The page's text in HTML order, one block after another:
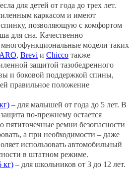
для детей от года до трех лет.
каркасом и имеют
позволяющую с комфортом
для сна. Качественно
модели таких
, Brevi и Chicco также
защитой тазобедренного
и боковой поддержкой спины,
правильное положение
– для малышей от года до 5 лет. В
по-прежнему остается
пятиточечные ремни безопасности
а при необходимости – даже
использовать автомобильный
в штатном режиме.
кг) – для школьников от 3 до 12 лет.